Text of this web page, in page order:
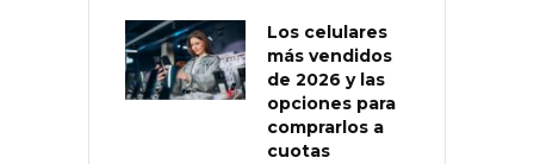
Los celulares
más vendidos
de 2026 y las
opciones para
comprarlos a
cuotas